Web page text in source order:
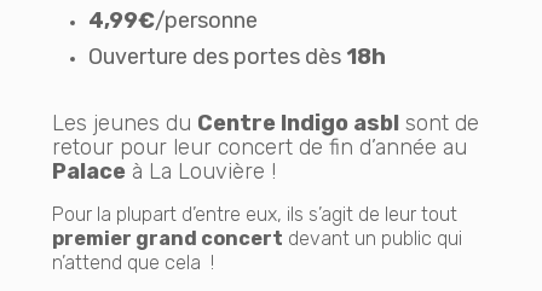
4,99€/personne
Ouverture des portes dès 18h
Les jeunes du Centre Indigo asbl sont de
retour pour leur concert de fin d’année au
Palace à La Louvière !
Pour la plupart d’entre eux, ils s’agit de leur tout
premier grand concert devant un public qui
n’attend que cela !